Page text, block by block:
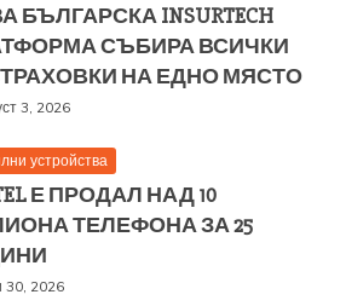
БЪЛГАРСКА INSURTECH
СЪБИРА ВСИЧКИ
НА ЕДНО МЯСТО
3, 2026
устройства
Е ПРОДАЛ НАД 10
ТЕЛЕФОНА ЗА 25
30, 2026